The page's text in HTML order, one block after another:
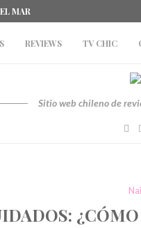
MAR
REVIEWS TV CHIC
Sitio web chileno de